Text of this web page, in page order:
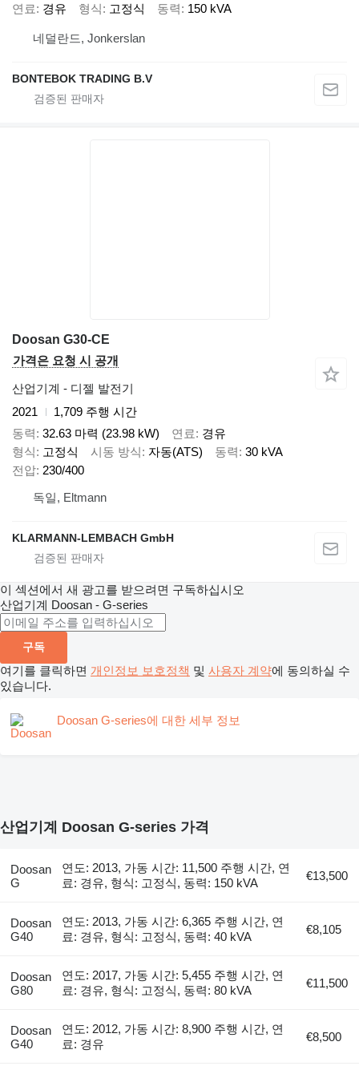
연료
경유 형식 고정식 동력 150 kVA
네덜란드, Jonkerslan
BONTEBOK TRADING B.V
Doosan G30-CE
가격은 요청 시 공개
산업기계 - 디젤 발전기
2021
1,709 주행 시간
동력 32.63 마력 (23.98 kW) 연료
경유
형식
고정식 시동 방식 자동(ATS) 동력 30 kVA
전압 230/400
독일, Eltmann
KLARMANN-LEMBACH GmbH
이 섹션에서 새 광고를 받으려면 구독하십시오
산업기계 Doosan - G-series
구독
여기를 클릭하면 개인정보 보호정책 및 사용자 계약에 동의하실 수
있습니다.
Doosan G-series에 대한 세부 정보
산업기계 Doosan G-series 가격
Doosan
G
연도: 2013, 가동 시간: 11,500 주행 시간, 연
료: 경유, 형식: 고정식, 동력: 150 kVA
€13,500
Doosan
G40
연도: 2013, 가동 시간: 6,365 주행 시간, 연
료: 경유, 형식: 고정식, 동력: 40 kVA
€8,105
Doosan
G80
연도: 2017, 가동 시간: 5,455 주행 시간, 연
료: 경유, 형식: 고정식, 동력: 80 kVA
€11,500
Doosan
G40
연도: 2012, 가동 시간: 8,900 주행 시간, 연
료: 경유
€8,500